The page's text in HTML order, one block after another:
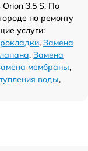
Orion 3.5 S. По
по ремонту
услуги:
, Замена
, Замена
мембраны,
воды,